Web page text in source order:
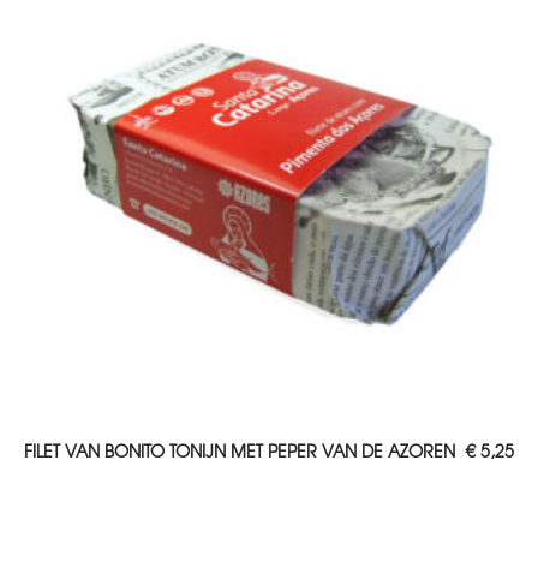
TOEVOEGEN AAN WINKELWAGEN
FILET VAN BONITO TONIJN MET PEPER VAN DE AZOREN €5,25